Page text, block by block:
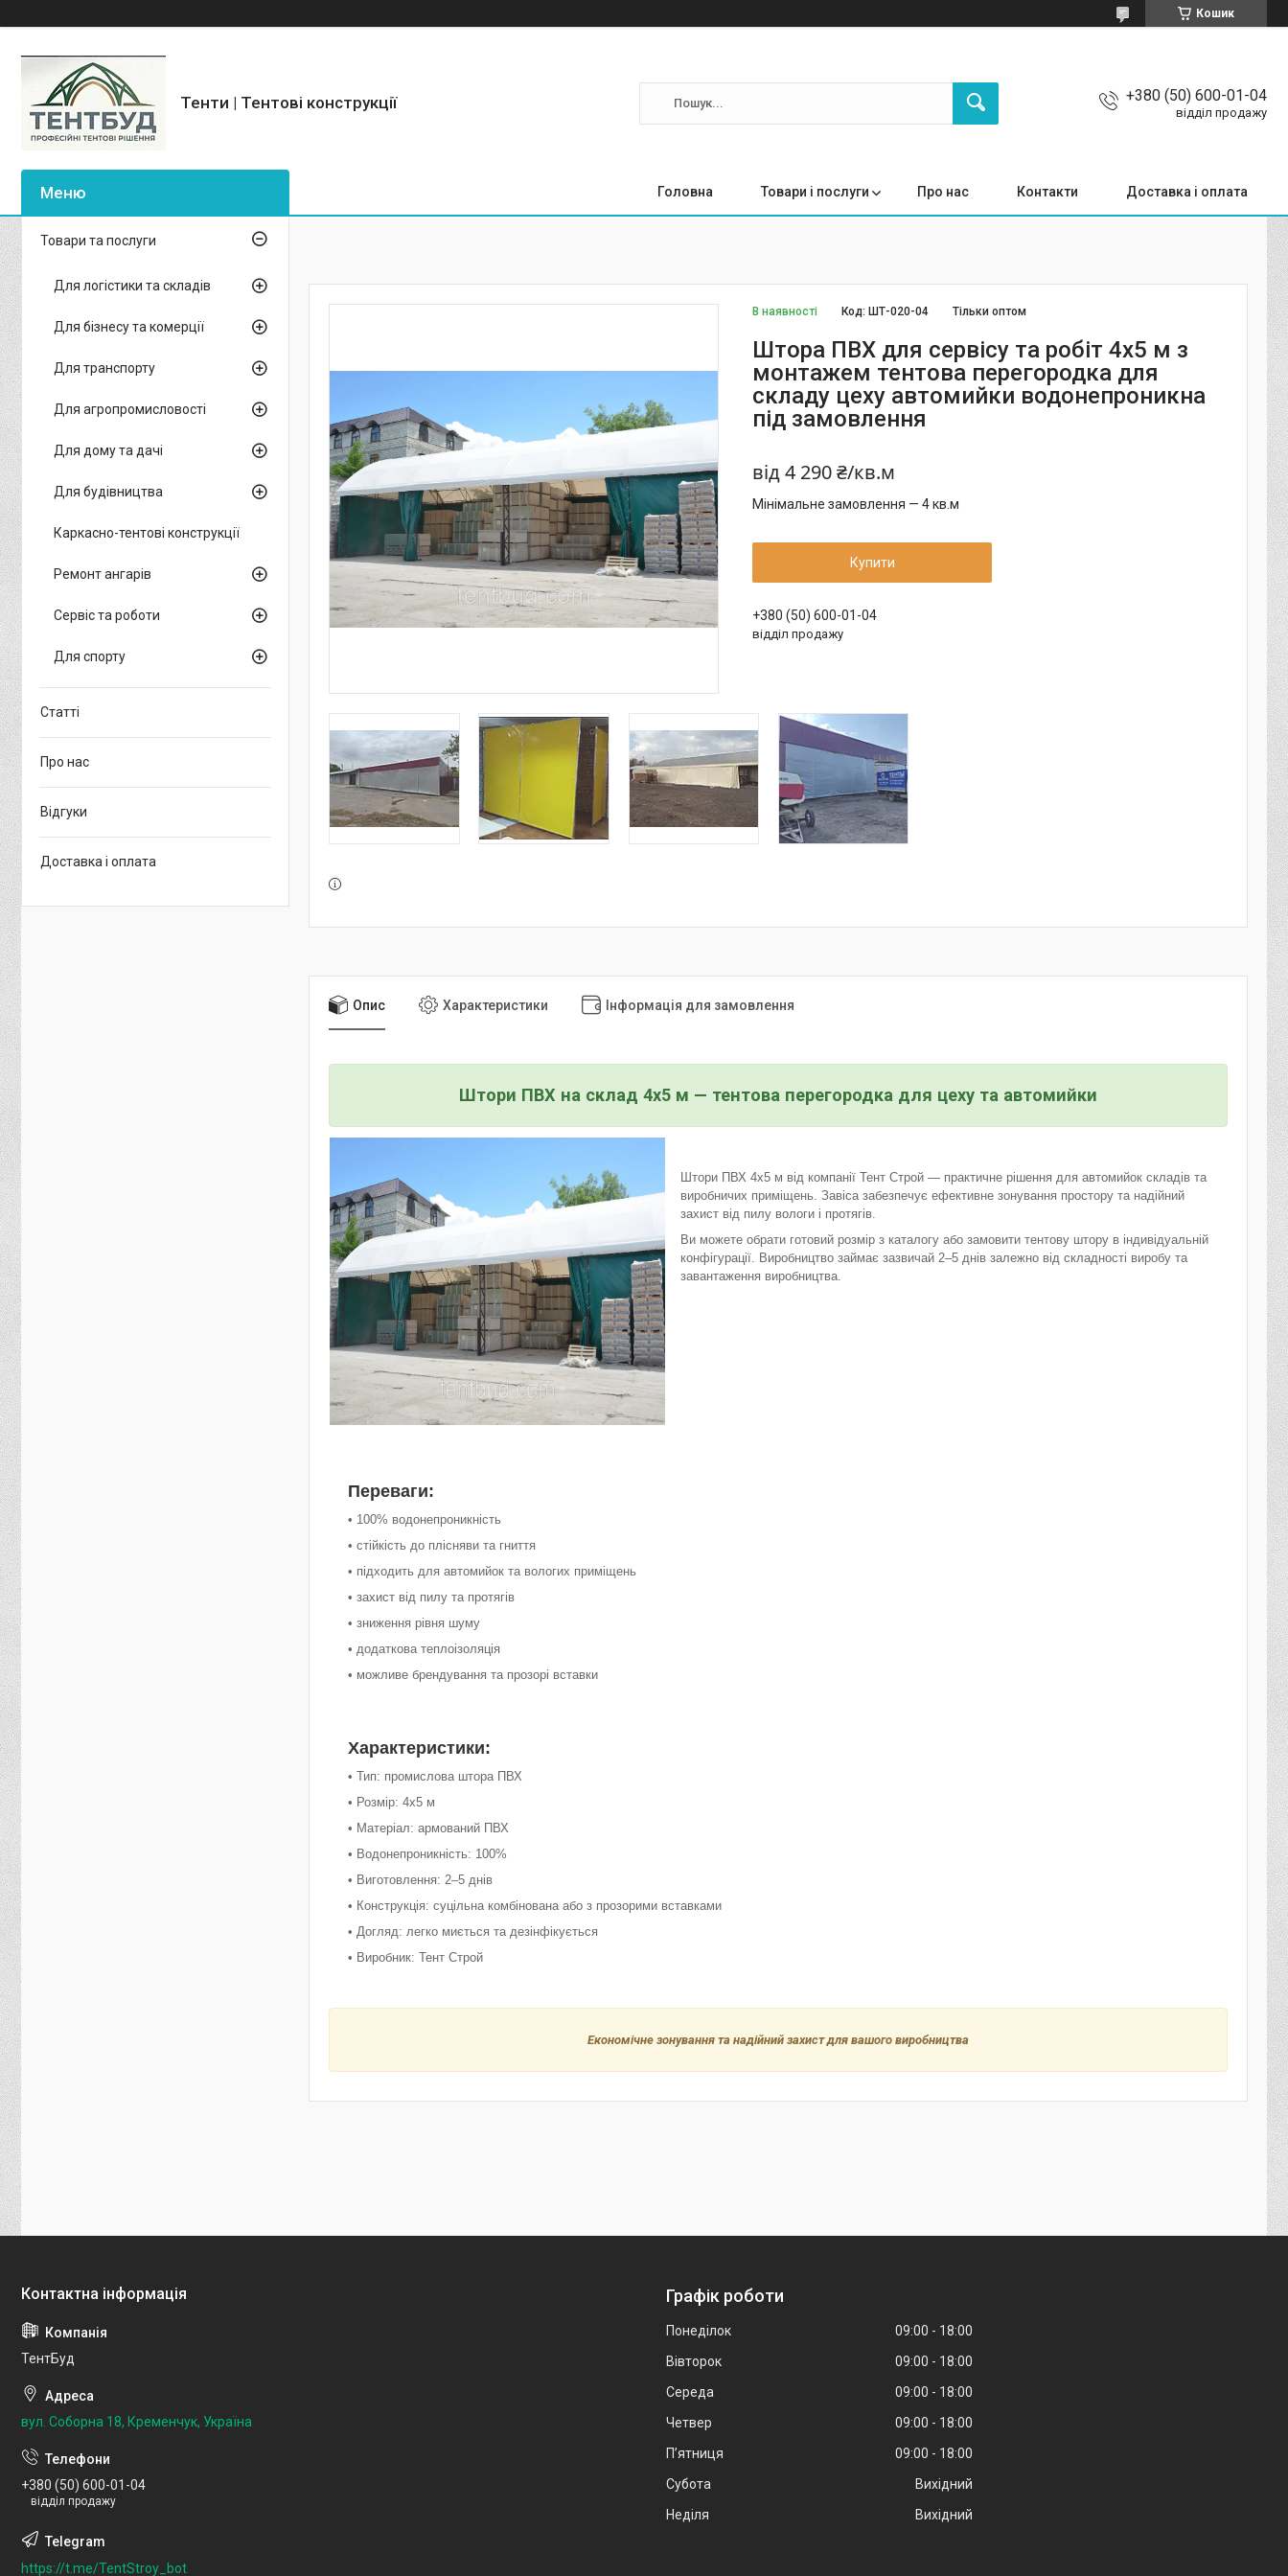
Кошик
Тенти | Тентові конструкції +380 (50) 600-01-04
відділ продажу
Головна Товари і послуги Про нас Контакти Доставка і оплата
В наявності Тільки оптом
Код: ШТ-020-04
Штора ПВХ для сервісу та робіт 4x5 м з
монтажем тентова перегородка для
складу цеху автомийки водонепроникна
під замовлення
від4 290 ₴/кв.м
Мінімальне замовлення — 4 кв.м
Купити
+380 (50) 600-01-04
відділ продажу
Опис Характеристики Інформація для замовлення
Штори ПВХ на склад 4x5 м — тентова перегородка для цеху та автомийки
Штори ПВХ 4x5 м від компанії Тент Строй — практичне рішення для автомийок складів та
виробничих приміщень. Завіса забезпечує ефективне зонування простору та надійний
захист від пилу вологи і протягів.
Ви можете обрати готовий розмір з каталогу або замовити тентову штору в індивідуальній
конфігурації. Виробництво займає зазвичай 2–5 днів залежно від складності виробу та
завантаження виробництва.
Переваги:
• 100% водонепроникність
• стійкість до плісняви та гниття
• підходить для автомийок та вологих приміщень
• захист від пилу та протягів
• зниження рівня шуму
• додаткова теплоізоляція
• можливе брендування та прозорі вставки
Характеристики:
• Тип: промислова штора ПВХ
• Розмір: 4x5 м
• Матеріал: армований ПВХ
• Водонепроникність: 100%
• Виготовлення: 2–5 днів
• Конструкція: суцільна комбінована або з прозорими вставками
• Догляд: легко миється та дезінфікується
• Виробник: Тент Строй
Економічне зонування та надійний захист для вашого виробництва
Товари та послуги
Для логістики та складів
Для бізнесу та комерції
Для транспорту
Для агропромисловості
Для дому та дачі
Для будівництва
Каркасно-тентові конструкції
Ремонт ангарів
Сервіс та роботи
Для спорту
Статті
Про нас
Відгуки
Доставка і оплата
ТентБуд
вул. Соборна 18, Кременчук, Україна
+380 (50) 600-01-04
відділ продажу
https://t.me/TentStroy_bot
Графік роботи
Понеділок 09:00
18:00
Вівторок
09:00
18:00
Середа
09:00
18:00
Четвер
09:00
18:00
Пʼятниця
09:00
18:00
Субота
Вихідний
Неділя
Вихідний